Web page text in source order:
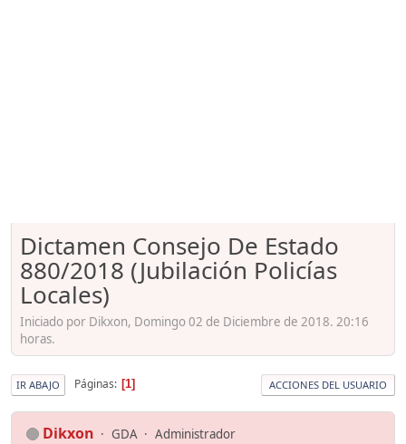
Dictamen Consejo De Estado
880/2018 (Jubilación Policías
Locales)
Iniciado por Dikxon, Domingo 02 de Diciembre de 2018. 20:16
horas.
IR ABAJO Páginas 1 ACCIONES DEL USUARIO
Dikxon GDA Administrador